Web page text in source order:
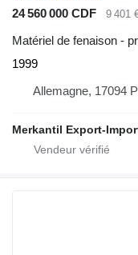
24 560 000 CDF
9 401
Matériel de fenaison -
1999
Allemagne, 17094
Merkantil Export-